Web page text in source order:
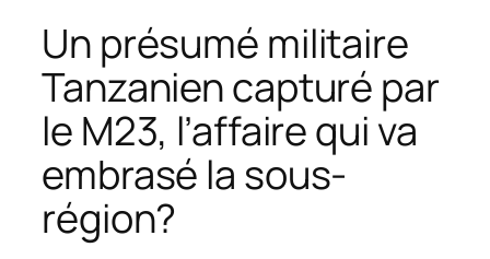
Un présumé militaire
Tanzanien capturé par
le M23, l’affaire qui va
embrasé la sous-
région?